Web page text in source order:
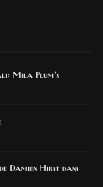
Mila Plum’s
Damien Hirst dans